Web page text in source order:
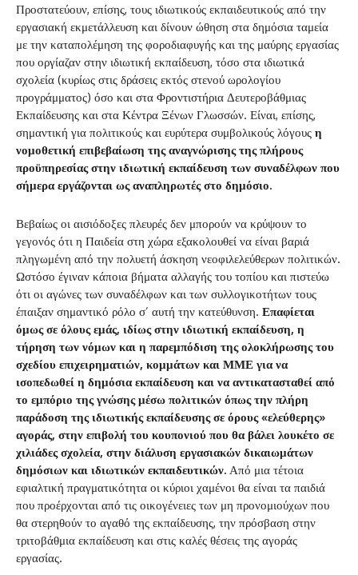
Προστατεύουν, επίσης, τους ιδιωτικούς εκπαιδευτικούς από την
εργασιακή εκμετάλλευση και δίνουν ώθηση στα δημόσια ταμεία
με την καταπολέμηση της φοροδιαφυγής και της μαύρης εργασίας
που οργίαζαν στην ιδιωτική εκπαίδευση, τόσο στα ιδιωτικά
σχολεία (κυρίως στις δράσεις εκτός στενού ωρολογίου
προγράμματος) όσο και στα Φροντιστήρια Δευτεροβάθμιας
Εκπαίδευσης και στα Κέντρα Ξένων Γλωσσών. Είναι, επίσης,
σημαντική για πολιτικούς και ευρύτερα συμβολικούς λόγους η
νομοθετική επιβεβαίωση της αναγνώρισης της πλήρους
προϋπηρεσίας στην ιδιωτική εκπαίδευση των συναδέλφων που
σήμερα εργάζονται ως αναπληρωτές στο δημόσιο.
Βεβαίως οι αισιόδοξες πλευρές δεν μπορούν να κρύψουν το
γεγονός ότι η Παιδεία στη χώρα εξακολουθεί να είναι βαριά
πληγωμένη από την πολυετή άσκηση νεοφιλελεύθερων πολιτικών.
Ωστόσο έγιναν κάποια βήματα αλλαγής του τοπίου και πιστεύω
ότι οι αγώνες των συναδέλφων και των συλλογικοτήτων τους
έπαιξαν σημαντικό ρόλο σ’ αυτή την κατεύθυνση. Επαφίεται
όμως σε όλους εμάς, ιδίως στην ιδιωτική εκπαίδευση, η
τήρηση των νόμων και η παρεμπόδιση της ολοκλήρωσης του
σχεδίου επιχειρηματιών, κομμάτων και ΜΜΕ για να
ισοπεδωθεί η δημόσια εκπαίδευση και να αντικατασταθεί από
το εμπόριο της γνώσης μέσω πολιτικών όπως την πλήρη
παράδοση της ιδιωτικής εκπαίδευσης σε όρους «ελεύθερης»
αγοράς, στην επιβολή του κουπονιού που θα βάλει λουκέτο σε
χιλιάδες σχολεία, στην διάλυση εργασιακών δικαιωμάτων
δημόσιων και ιδιωτικών εκπαιδευτικών. Από μια τέτοια
εφιαλτική πραγματικότητα οι κύριοι χαμένοι θα είναι τα παιδιά
που προέρχονται από τις οικογένειες των μη προνομιούχων που
θα στερηθούν το αγαθό της εκπαίδευσης, την πρόσβαση στην
τριτοβάθμια εκπαίδευση και στις καλές θέσεις της αγοράς
εργασίας.